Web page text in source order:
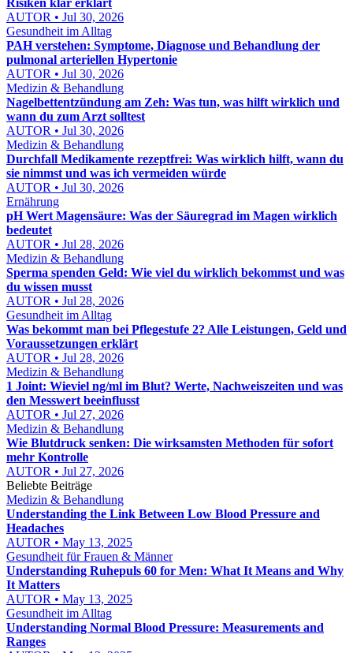
Risiken klar erklärt
AUTOR • Jul 30, 2026
Gesundheit im Alltag
PAH verstehen: Symptome, Diagnose und Behandlung der
pulmonal arteriellen Hypertonie
AUTOR • Jul 30, 2026
Medizin & Behandlung
Nagelbettentzündung am Zeh: Was tun, was hilft wirklich und
wann du zum Arzt solltest
AUTOR • Jul 30, 2026
Medizin & Behandlung
Durchfall Medikamente rezeptfrei: Was wirklich hilft, wann du
sie nimmst und was ich vermeiden würde
AUTOR • Jul 30, 2026
Ernährung
pH Wert Magensäure: Was der Säuregrad im Magen wirklich
bedeutet
AUTOR • Jul 28, 2026
Medizin & Behandlung
Sperma spenden Geld: Wie viel du wirklich bekommst und was
du wissen musst
AUTOR • Jul 28, 2026
Gesundheit im Alltag
Was bekommt man bei Pflegestufe 2? Alle Leistungen, Geld und
Voraussetzungen erklärt
AUTOR • Jul 28, 2026
Medizin & Behandlung
1 Joint: Wieviel ng/ml im Blut? Werte, Nachweiszeiten und was
den Messwert beeinflusst
AUTOR • Jul 27, 2026
Medizin & Behandlung
Wie Blutdruck senken: Die wirksamsten Methoden für sofort
mehr Kontrolle
AUTOR • Jul 27, 2026
Beliebte Beiträge
Medizin & Behandlung
Understanding the Link Between Low Blood Pressure and
Headaches
AUTOR • May 13, 2025
Gesundheit für Frauen & Männer
Understanding Ruhepuls 60 for Men: What It Means and Why
It Matters
AUTOR • May 13, 2025
Gesundheit im Alltag
Understanding Normal Blood Pressure: Measurements and
Ranges